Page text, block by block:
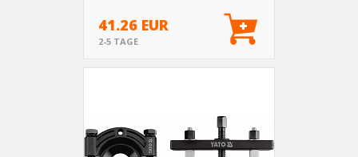
41.26 EUR
2-5 TAGE